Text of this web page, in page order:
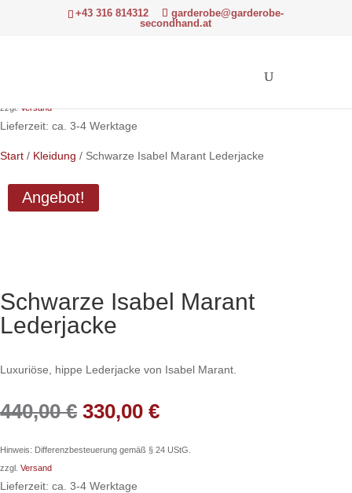
+43 316 814312
garderobe@garderobe-
secondhand.at
war:
440,00 €
ist:
330,00 €.
zzgl.Versand
Lieferzeit: ca. 3-4 Werktage
Start / Kleidung / Schwarze Isabel Marant Lederjacke
Angebot!
Schwarze Isabel Marant
Lederjacke
Luxuriöse, hippe Lederjacke von Isabel Marant.
440,00€ Ursprünglicher
Preis
war:
330,00 €Aktueller
ist:
Hinweis: Differenzbesteuerung gemäß § 24 UStG.
zzgl. Versand
Lieferzeit: ca. 3-4 Werktage